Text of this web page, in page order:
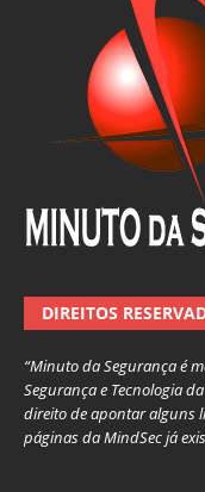
DIREITOS
“Minuto da Segurança é
Segurança e Tecnologia
direito de apontar alguns
páginas da MindSec já